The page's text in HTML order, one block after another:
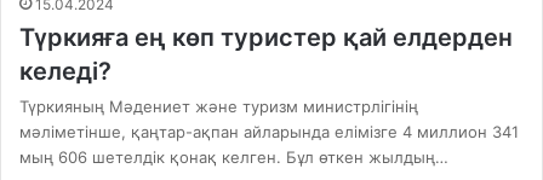
15.04.2024
Түркияға ең көп туристер қай елдерден
келеді?
Түркияның Мәдениет және туризм министрлігінің
мәліметінше, қаңтар-ақпан айларында елімізге 4 миллион 341
мың 606 шетелдік қонақ келген. Бұл өткен жылдың…